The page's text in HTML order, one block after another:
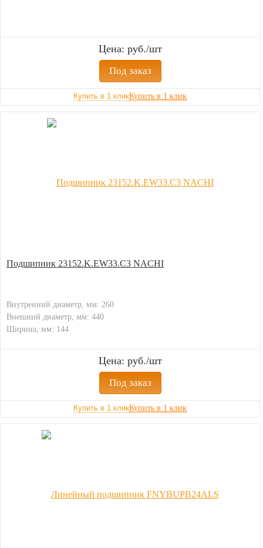
Цена: руб./шт
Под заказ
Купить в 1 клик
Подшипник 23152.K.EW33.C3 NACHI
Внутренний диаметр, мм: 260
Внешний диаметр, мм: 440
Ширина, мм: 144
Цена: руб./шт
Под заказ
Купить в 1 клик